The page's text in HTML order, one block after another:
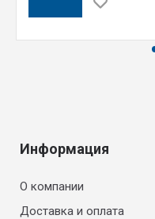
Информация
О компании
Доставка и оплата